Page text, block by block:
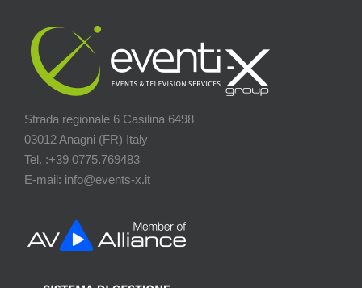
Strada regionale 6 Casilina 6498
03012 Anagni (FR) Italy
Tel. :+39 0775.769483
E-mail: info@events-x.it